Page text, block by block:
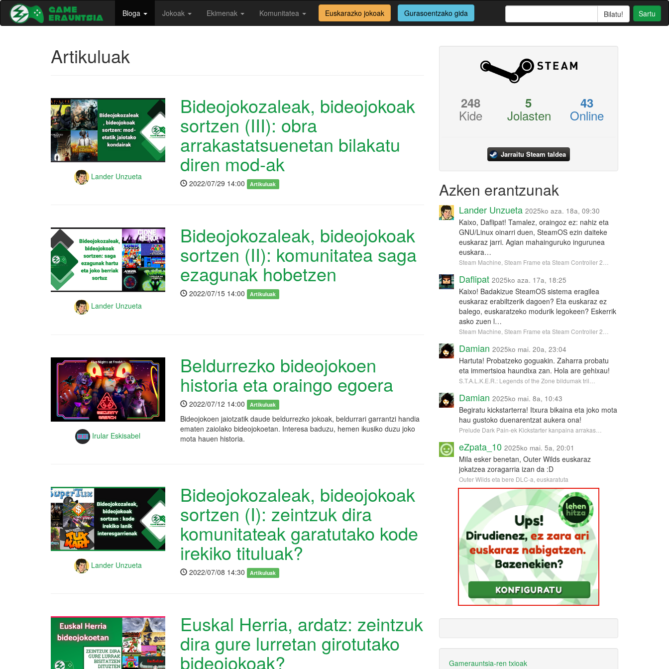
Bloga Jokoak Ekimenak Komunitatea Euskarazko jokoak Gurasoentzako gida Sartu
Artikuluak
Lander Unzueta
Bideojokozaleak, bideojokoak
sortzen (III): obra
arrakastatsuenetan bilakatu
diren mod-ak
2022/07/29 14:00 Artikuluak
Lander Unzueta
Bideojokozaleak, bideojokoak
sortzen (II): komunitatea saga
ezagunak hobetzen
2022/07/15 14:00 Artikuluak
Irular Eskisabel
Beldurrezko bideojokoen
historia eta oraingo egoera
2022/07/12 14:00 Artikuluak
Bideojokoen jaiotzatik daude beldurrezko jokoak, beldurrari garrantzi handia
ematen zaiolako bideojokoetan. Interesa baduzu, hemen ikusiko duzu joko
mota hauen historia.
Lander Unzueta
Bideojokozaleak, bideojokoak
sortzen (I): zeintzuk dira
komunitateak garatutako kode
irekiko tituluak?
2022/07/08 14:30 Artikuluak
Euskal Herria, ardatz: zeintzuk
dira gure lurretan girotutako
bideojokoak?
248
Kide
5
Jolasten
43
Online
Jarraitu Steam taldea
Azken erantzunak
Lander Unzueta 2025ko aza. 18a, 09:30
Kaixo, Daflipat! Tamalez, oraingoz ez: nahiz eta
GNU/Linux oinarri duen, SteamOS ezin daiteke
euskaraz jarri. Agian mahainguruko ingurunea
euskara…
Steam Machine, Steam Frame eta Steam Controller 2…
Daflipat 2025ko aza. 17a, 18:25
Kaixo! Badakizue SteamOS sistema eragilea
euskaraz erabiltzerik dagoen? Eta euskaraz ez
balego, euskaratzeko modurik legokeen? Eskerrik
asko zuen l…
Steam Machine, Steam Frame eta Steam Controller 2…
Damian 2025ko mai. 20a, 23:04
Hartuta! Probatzeko goguakin. Zaharra probatu
eta immertsioa haundixa zan. Hola are gehixau!
S.T.A.L.K.E.R.: Legends of the Zone bildumak tril…
Damian 2025ko mai. 8a, 10:43
Begiratu kickstarterra! Itxura bikaina eta joko mota
hau gustoko duenarentzat aukera ona!
Prelude Dark Pain-ek Kickstarter kanpaina arrakas…
eZpata_10 2025ko mai. 5a, 20:01
Mila esker benetan, Outer Wilds euskaraz
jokatzea zoragarria izan da :D
Outer Wilds eta bere DLC-a, euskaratuta
Gamerauntsia-ren txioak